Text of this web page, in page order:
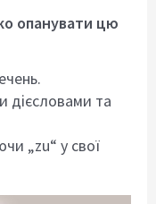
опанувати цю
дієсловами та
„zu“ у свої